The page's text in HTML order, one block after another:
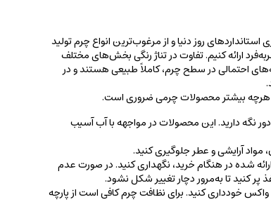
روز دنیا و از مرغوب‌ترین انواع چرم تولید
ارائه کنیم. تفاوت در تناژ رنگی بخش‌های مختلف
احتمالی در سطح چرم، کاملاً طبیعی هستند و در
هرچه بیشتر محصولات چرمی ضروری است.
نگه دارید. این محصولات در مواجهه با آب آسیب
مواد آرایشی و عطر جلوگیری کنید.
شده در هنگام خرید، ‌نگهداری کنید. در صورت عدم
پر کنید تا به‌مرور دچار تغییر شکل نشود.
واکس خودداری کنید. برای نظافت چرم کافی است از پارچه‌